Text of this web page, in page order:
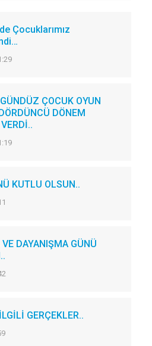
Çocuklarımız
ÇOCUK OYUN
DÖNEM
KUTLU OLSUN..
DAYANIŞMA GÜNÜ
GERÇEKLER..